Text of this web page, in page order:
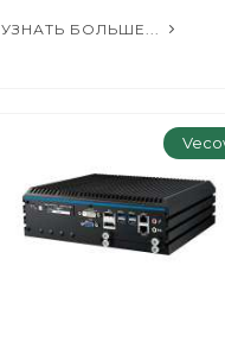
УЗНАТЬ БОЛЬШЕ...